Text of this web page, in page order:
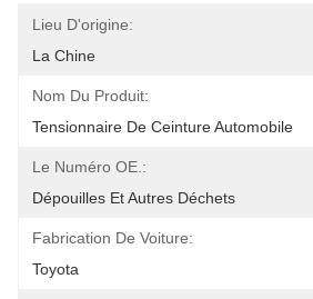
Lieu D'origine:
La Chine
Nom Du Produit:
Tensionnaire De Ceinture Automobile
Le Numéro OE.:
Dépouilles Et Autres Déchets
Fabrication De Voiture:
Toyota